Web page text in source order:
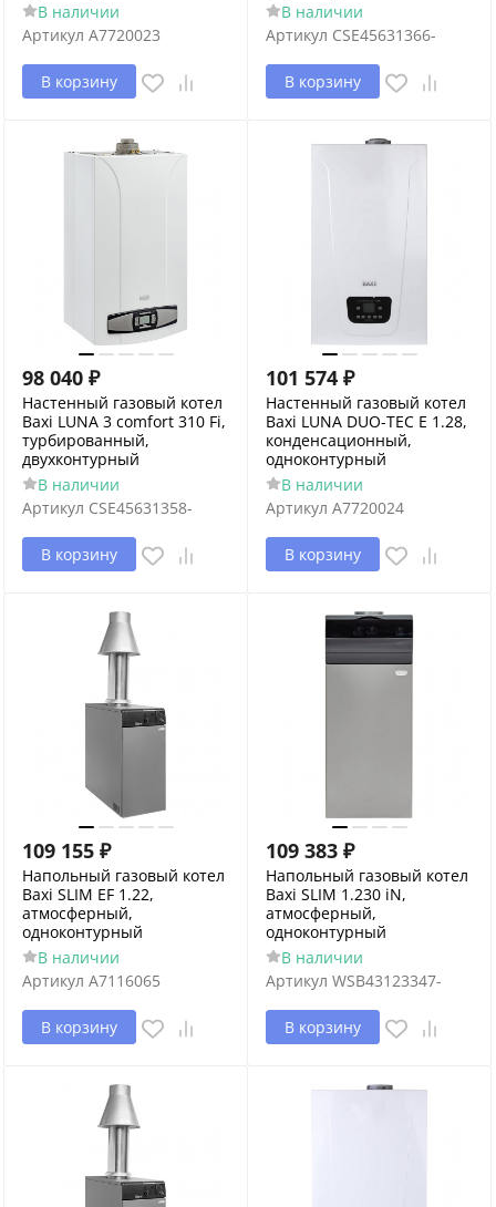
В наличии
Артикул A7720023
В корзину
В наличии
Артикул CSE45631366-
В корзину
98 040 ₽
Настенный газовый котел
Baxi LUNA 3 comfort 310 Fi,
турбированный,
двухконтурный
В наличии
Артикул CSE45631358-
В корзину
101 574 ₽
Настенный газовый котел
Baxi LUNA DUO-TEC E 1.28,
конденсационный,
одноконтурный
В наличии
Артикул A7720024
В корзину
109 155 ₽
Напольный газовый котел
Baxi SLIM EF 1.22,
атмосферный,
одноконтурный
В наличии
Артикул A7116065
В корзину
109 383 ₽
Напольный газовый котел
Baxi SLIM 1.230 iN,
атмосферный,
одноконтурный
В наличии
Артикул WSB43123347-
В корзину